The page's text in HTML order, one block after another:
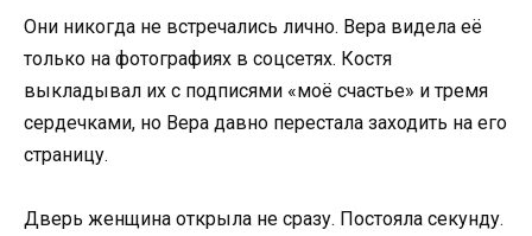
Они никогда не встречались лично. Вера видела её
только на фотографиях в соцсетях. Костя
выкладывал их с подписями «моё счастье» и тремя
сердечками, но Вера давно перестала заходить на его
страницу.
Дверь женщина открыла не сразу. Постояла секунду.